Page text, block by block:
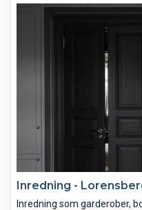
Inredning -
Inredning som garderober,